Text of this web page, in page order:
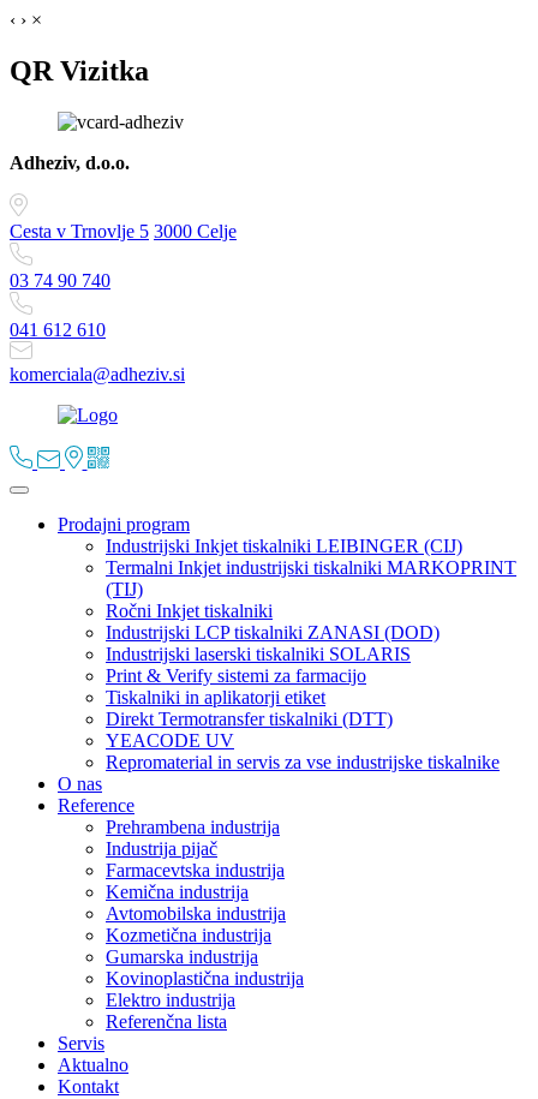
‹ › ×
QR Vizitka
Adheziv, d.o.o.
Cesta v Trnovlje 5 3000 Celje
03 74 90 740
041 612 610
komerciala@adheziv.si
Prodajni program
Industrijski Inkjet tiskalniki LEIBINGER (CIJ)
Termalni Inkjet industrijski tiskalniki MARKOPRINT
(TIJ)
Ročni Inkjet tiskalniki
Industrijski LCP tiskalniki ZANASI (DOD)
Industrijski laserski tiskalniki SOLARIS
Print & Verify sistemi za farmacijo
Tiskalniki in aplikatorji etiket
Direkt Termotransfer tiskalniki (DTT)
YEACODE UV
Repromaterial in servis za vse industrijske tiskalnike
O nas
Reference
Prehrambena industrija
Industrija pijač
Farmacevtska industrija
Kemična industrija
Avtomobilska industrija
Kozmetična industrija
Gumarska industrija
Kovinoplastična industrija
Elektro industrija
Referenčna lista
Servis
Aktualno
Kontakt